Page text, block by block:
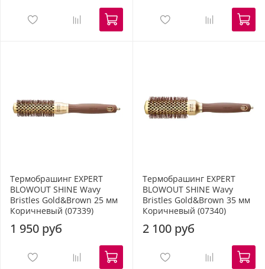
Термобрашинг EXPERT
BLOWOUT SHINE Wavy
Bristles Gold&Brown 25 мм
Коричневый (07339)
1 950 руб
Термобрашинг EXPERT
BLOWOUT SHINE Wavy
Bristles Gold&Brown 35 мм
Коричневый (07340)
2 100 руб